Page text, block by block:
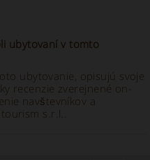
ubytovaní v tomto
ubytovanie, opisujú svoje
recenzie zverejnené on-
navštevníkov a
s.r.l..